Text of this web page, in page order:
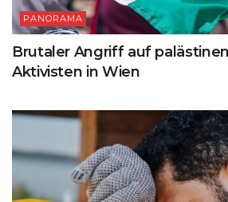
PANORAMA
Brutaler Angriff auf
Aktivisten in Wien